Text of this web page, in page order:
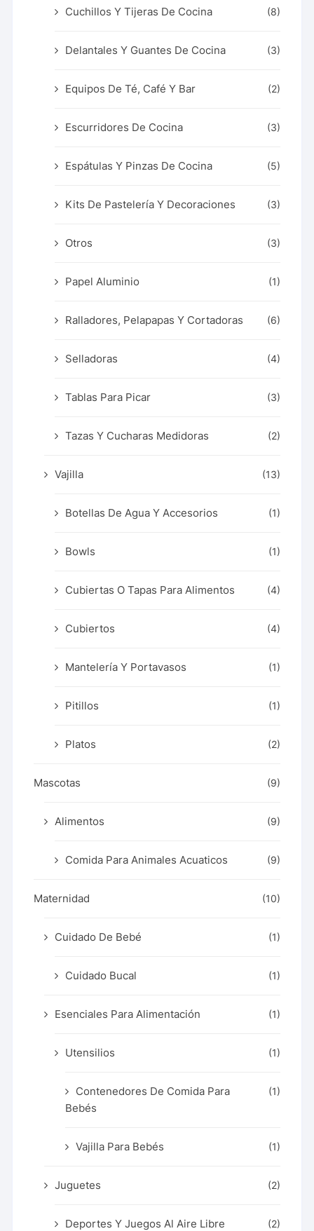
Cuchillos Y Tijeras De Cocina (8)
Delantales Y Guantes De Cocina (3)
Equipos De Té, Café Y Bar (2)
Escurridores De Cocina (3)
Espátulas Y Pinzas De Cocina (5)
Kits De Pastelería Y Decoraciones (3)
Otros (3)
Papel Aluminio (1)
Ralladores, Pelapapas Y Cortadoras (6)
Selladoras (4)
Tablas Para Picar (3)
Tazas Y Cucharas Medidoras (2)
Vajilla (13)
Botellas De Agua Y Accesorios (1)
Bowls (1)
Cubiertas O Tapas Para Alimentos (4)
Cubiertos (4)
Mantelería Y Portavasos (1)
Pitillos (1)
Platos (2)
Mascotas (9)
Alimentos (9)
Comida Para Animales Acuaticos (9)
Maternidad (10)
Cuidado De Bebé (1)
Cuidado Bucal (1)
Esenciales Para Alimentación (1)
Utensilios (1)
Contenedores De Comida Para
Bebés
(1)
Vajilla Para Bebés (1)
Juguetes (2)
Deportes Y Juegos Al Aire Libre (2)